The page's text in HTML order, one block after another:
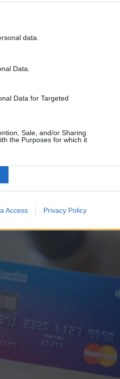
data.
Data.
Data for Targeted
Sale, and/or Sharing
the Purposes for which it
Access Privacy Policy
Μεγάλης Έκρηξης